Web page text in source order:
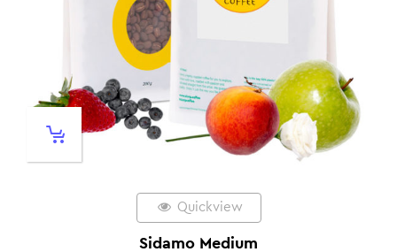
Quickview
Sidamo Medium